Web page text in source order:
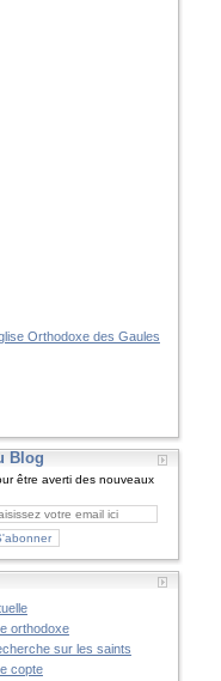
Orthodoxe des Gaules
Blog
être averti des nouveaux
orthodoxe
sur les saints
copte